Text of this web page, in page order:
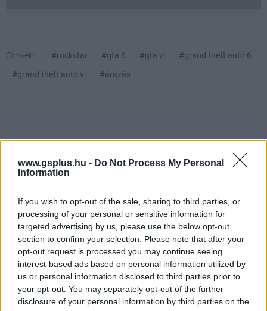
www.gsplus.hu - Do Not Process My Personal
Information
If you wish to opt-out of the sale, sharing to third parties, or
processing of your personal or sensitive information for
targeted advertising by us, please use the below opt-out
section to confirm your selection. Please note that after your
opt-out request is processed you may continue seeing
interest-based ads based on personal information utilized by
us or personal information disclosed to third parties prior to
your opt-out. You may separately opt-out of the further
disclosure of your personal information by third parties on the
Címkék: #rockstar #gta 6 #gta vi
#grand theft auto 6
#grand theft auto vi
#árazás
Hozzászólások
Hivatalos: magyar felirattal
érkezik a Marvel's Wolverine